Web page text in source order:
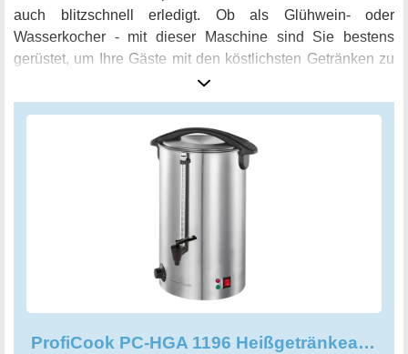
auch blitzschnell erledigt. Ob als Glühwein- oder
Wasserkocher - mit dieser Maschine sind Sie bestens
gerüstet, um Ihre Gäste mit den köstlichsten Getränken zu
verwöhnen. Ein Hingucker auf jeder Party, das Sie nicht
mehr missen möchten.
ProfiCook PC-HGA 1196 Heißgetränkeautomat, zum Erhitzen und Warmhalten